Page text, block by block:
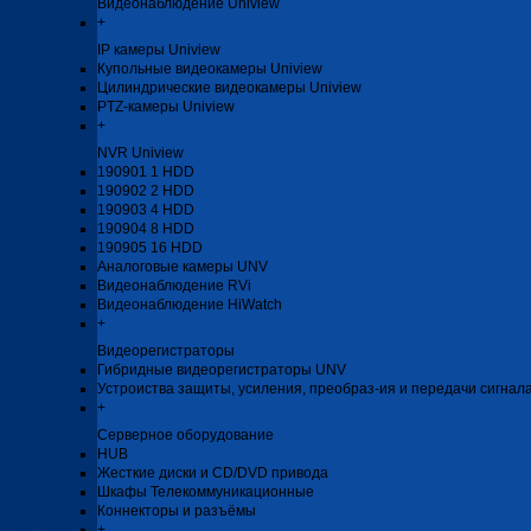
Видеонаблюдение Uniview
+
IP камеры Uniview
Купольные видеокамеры Uniview
Цилиндрические видеокамеры Uniview
PTZ-камеры Uniview
+
NVR Uniview
190901 1 HDD
190902 2 HDD
190903 4 HDD
190904 8 HDD
190905 16 HDD
Аналоговые камеры UNV
Видеонаблюдение RVi
Видеонаблюдение HiWatch
+
Видеорегистраторы
Гибридные видеорегистраторы UNV
Устроиства защиты, усиления, преобраз-ия и передачи
+
Серверное оборудование
HUB
Жесткие диски и CD/DVD привода
Шкафы Телекоммуникационные
Коннекторы и разъёмы